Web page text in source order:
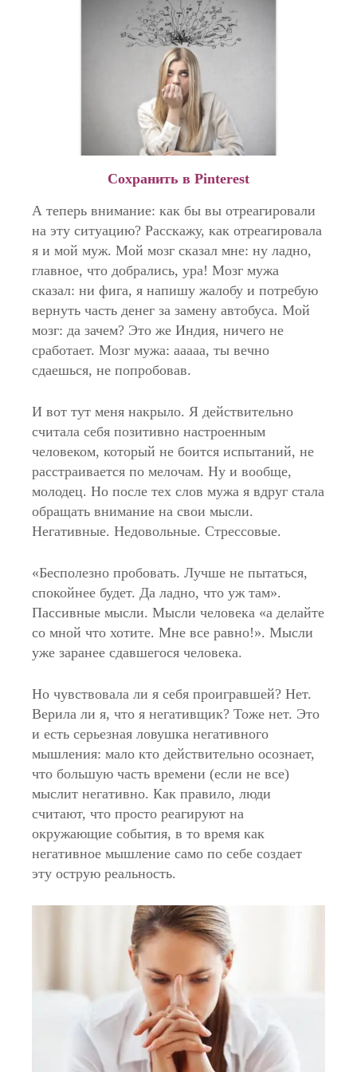
Сохранить в Pinterest
А теперь внимание: как бы вы отреагировали
на эту ситуацию? Расскажу, как отреагировала
я и мой муж. Мой мозг сказал мне: ну ладно,
главное, что добрались, ура! Мозг мужа
сказал: ни фига, я напишу жалобу и потребую
вернуть часть денег за замену автобуса. Мой
мозг: да зачем? Это же Индия, ничего не
сработает. Мозг мужа: ааааа, ты вечно
сдаешься, не попробовав.
И вот тут меня накрыло. Я действительно
считала себя позитивно настроенным
человеком, который не боится испытаний, не
расстраивается по мелочам. Ну и вообще,
молодец. Но после тех слов мужа я вдруг стала
обращать внимание на свои мысли.
Негативные. Недовольные. Стрессовые.
«Бесполезно пробовать. Лучше не пытаться,
спокойнее будет. Да ладно, что уж там».
Пассивные мысли. Мысли человека «а делайте
со мной что хотите. Мне все равно!». Мысли
уже заранее сдавшегося человека.
Но чувствовала ли я себя проигравшей? Нет.
Верила ли я, что я негативщик? Тоже нет. Это
и есть серьезная ловушка негативного
мышления: мало кто действительно осознает,
что большую часть времени (если не все)
мыслит негативно. Как правило, люди
считают, что просто реагируют на
окружающие события, в то время как
негативное мышление само по себе создает
эту острую реальность.